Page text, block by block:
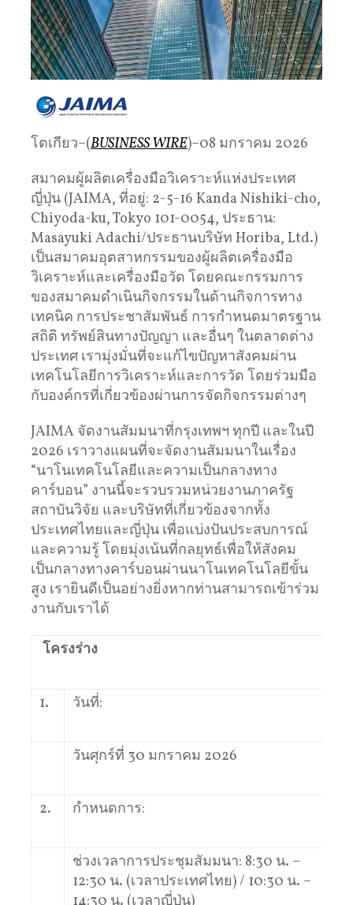
โตเกียว–(BUSINESS WIRE)–08 มกราคม 2026
สมาคมผู้ผลิตเครื่องมือวิเคราะห์แห่งประเทศ
ญี่ปุ่น (JAIMA, ที่อยู่: 2-5-16 Kanda Nishiki-cho,
Chiyoda-ku, Tokyo 101-0054, ประธาน:
Masayuki Adachi/ประธานบริษัท Horiba, Ltd.)
เป็นสมาคมอุตสาหกรรมของผู้ผลิตเครื่องมือ
วิเคราะห์และเครื่องมือวัด โดยคณะกรรมการ
ของสมาคมดำเนินกิจกรรมในด้านกิจการทาง
เทคนิค การประชาสัมพันธ์ การกำหนดมาตรฐาน
สถิติ ทรัพย์สินทางปัญญา และอื่นๆ ในตลาดต่าง
ประเทศ เรามุ่งมั่นที่จะแก้ไขปัญหาสังคมผ่าน
เทคโนโลยีการวิเคราะห์และการวัด โดยร่วมมือ
กับองค์กรที่เกี่ยวข้องผ่านการจัดกิจกรรมต่างๆ
JAIMA จัดงานสัมมนาที่กรุงเทพฯ ทุกปี และในปี
2026 เราวางแผนที่จะจัดงานสัมมนาในเรื่อง
“นาโนเทคโนโลยีและความเป็นกลางทาง
คาร์บอน” งานนี้จะรวบรวมหน่วยงานภาครัฐ
สถาบันวิจัย และบริษัทที่เกี่ยวข้องจากทั้ง
ประเทศไทยและญี่ปุ่น เพื่อแบ่งปันประสบการณ์
และความรู้ โดยมุ่งเน้นที่กลยุทธ์เพื่อให้สังคม
เป็นกลางทางคาร์บอนผ่านนาโนเทคโนโลยีขั้น
สูง เรายินดีเป็นอย่างยิ่งหากท่านสามารถเข้าร่วม
งานกับเราได้
โครงร่าง
1. วันที่:
วันศุกร์ที่ 30 มกราคม 2026
2. กำหนดการ:
ช่วงเวลาการประชุมสัมมนา: 8:30 น. –
12:30 น. (เวลาประเทศไทย) / 10:30 น. –